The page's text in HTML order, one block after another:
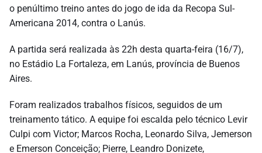
o penúltimo treino antes do jogo de ida da Recopa Sul-
Americana 2014, contra o Lanús.
A partida será realizada às 22h desta quarta-feira (16/7),
no Estádio La Fortaleza, em Lanús, província de Buenos
Aires.
Foram realizados trabalhos físicos, seguidos de um
treinamento tático. A equipe foi escalda pelo técnico Levir
Culpi com Victor; Marcos Rocha, Leonardo Silva, Jemerson
e Emerson Conceição; Pierre, Leandro Donizete,